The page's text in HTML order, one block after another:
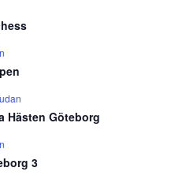
Hästen Göteborg
3